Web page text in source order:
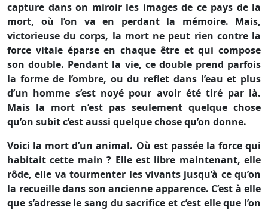
capture dans on miroir les images de ce pays de la
mort, où l’on va en perdant la mémoire. Mais,
victorieuse du corps, la mort ne peut rien contre la
force vitale éparse en chaque être et qui compose
son double. Pendant la vie, ce double prend parfois
la forme de l’ombre, ou du reflet dans l’eau et plus
d’un homme s’est noyé pour avoir été tiré par là.
Mais la mort n’est pas seulement quelque chose
qu’on subit c’est aussi quelque chose qu’on donne.
Voici la mort d’un animal. Où est passée la force qui
habitait cette main ? Elle est libre maintenant, elle
rôde, elle va tourmenter les vivants jusqu’à ce qu’on
la recueille dans son ancienne apparence. C’est à elle
que s’adresse le sang du sacrifice et c’est elle que l’on